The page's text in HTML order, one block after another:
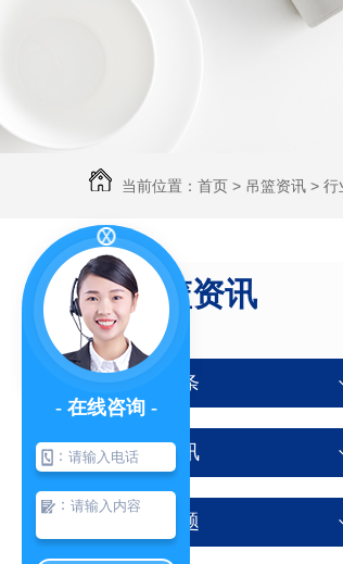
当前位置： 首页 > 吊篮资讯 > 行
吊篮资讯
NEWS
公司头条
行业资讯
常见问题
- 在线咨询 -
：
：